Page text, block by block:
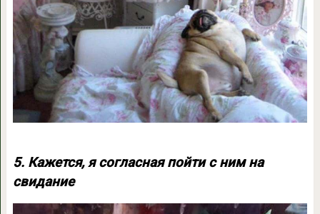
5. Кажется, я согласная пойти с ним на
свидание